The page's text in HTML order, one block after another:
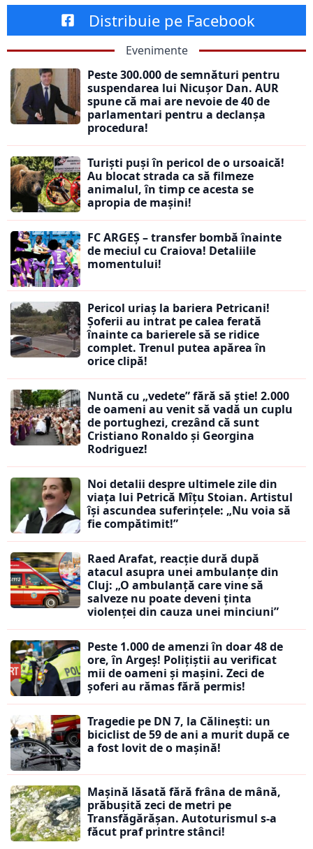
Distribuie pe Facebook
Evenimente
Peste 300.000 de semnături pentru
suspendarea lui Nicușor Dan. AUR
spune că mai are nevoie de 40 de
parlamentari pentru a declanșa
procedura!
Turiști puși în pericol de o ursoaică!
Au blocat strada ca să filmeze
animalul, în timp ce acesta se
apropia de mașini!
FC ARGEȘ – transfer bombă înainte
de meciul cu Craiova! Detaliile
momentului!
Pericol uriaș la bariera Petricani!
Șoferii au intrat pe calea ferată
înainte ca barierele să se ridice
complet. Trenul putea apărea în
orice clipă!
Nuntă cu „vedete” fără să știe! 2.000
de oameni au venit să vadă un cuplu
de portughezi, crezând că sunt
Cristiano Ronaldo și Georgina
Rodriguez!
Noi detalii despre ultimele zile din
viața lui Petrică Mîțu Stoian. Artistul
își ascundea suferințele: „Nu voia să
fie compătimit!”
Raed Arafat, reacție dură după
atacul asupra unei ambulanțe din
Cluj: „O ambulanță care vine să
salveze nu poate deveni ținta
violenței din cauza unei minciuni”
Peste 1.000 de amenzi în doar 48 de
ore, în Argeș! Polițiștii au verificat
mii de oameni și mașini. Zeci de
șoferi au rămas fără permis!
Tragedie pe DN 7, la Călinești: un
biciclist de 59 de ani a murit după ce
a fost lovit de o mașină!
Mașină lăsată fără frâna de mână,
prăbușită zeci de metri pe
Transfăgărășan. Autoturismul s-a
făcut praf printre stânci!